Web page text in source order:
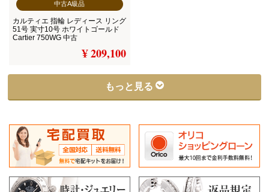
中古A級品
カルティエ 指輪 レディース リング
51号 実寸10号 ホワイトゴールド
Cartier 750WG 中古
¥ 209,100
もっと見る